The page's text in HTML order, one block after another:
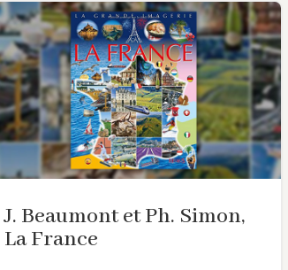
J. Beaumont et Ph. Simon,
La France